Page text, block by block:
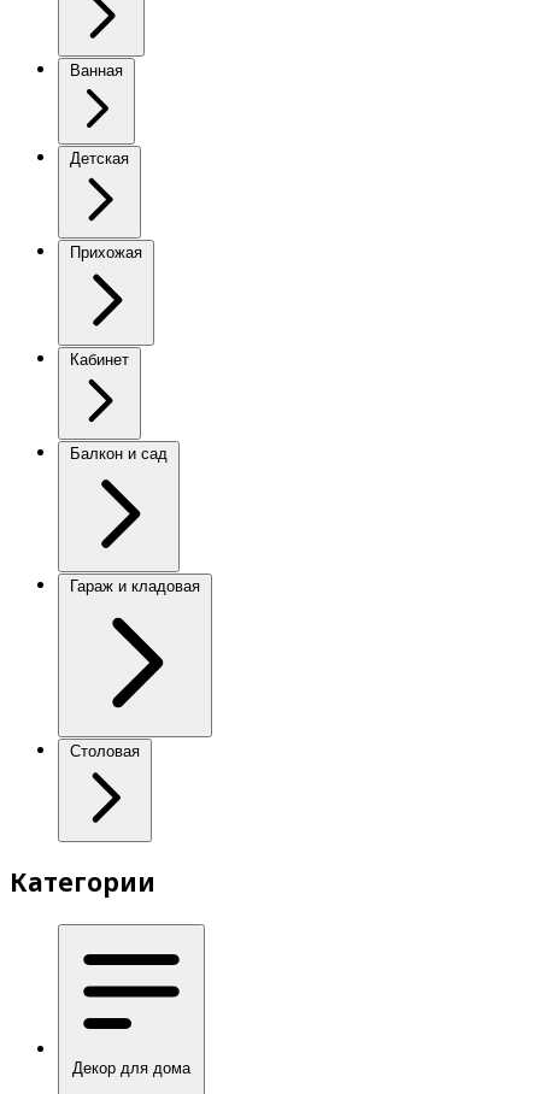
Ванная
Детская
Прихожая
Кабинет
Балкон и сад
Гараж и кладовая
Столовая
Категории
Декор для дома